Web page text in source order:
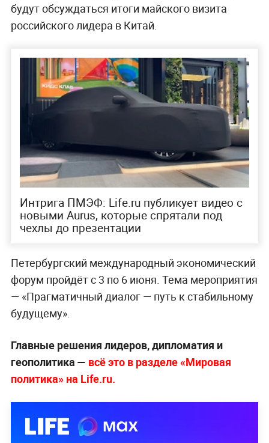
будут обсуждаться итоги майского визита
российского лидера в Китай.
Интрига ПМЭФ: Life.ru публикует видео с
новыми Aurus, которые спрятали под
чехлы до презентации
Петербургский международный экономический
форум пройдёт с 3 по 6 июня. Тема мероприятия
— «Прагматичный диалог — путь к стабильному
будущему».
Главные решения лидеров, дипломатия и
геополитика — всё это в разделе «Мировая
политика» на Life.ru.